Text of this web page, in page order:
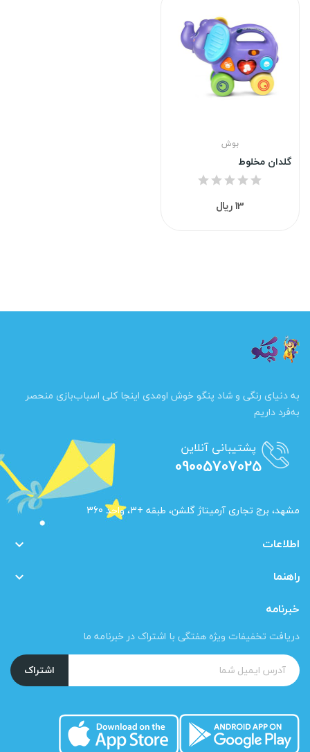
بوش
گلدان مخلوط
13 ریال
به دنیای رنگی و شاد پنگو خوش اومدی اینجا کلی اسباب‌بازی منحصر
به‌فرد داریم
پشتیبانی آنلاین
09005707025
مشهد، برج تجاری آرمیتاژ گلشن، طبقه +3، واحد 360
اطلاعات 
راهنما 
خبرنامه
دریافت تخفیفات ویژه هفتگی با اشتراک در خبرنامه ما
اشتراک